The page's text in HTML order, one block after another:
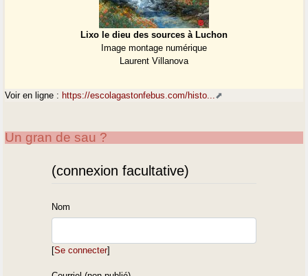
Lixo le dieu des sources à Luchon
Image montage numérique
Laurent Villanova
Voir en ligne : https://escolagastonfebus.com/histo...
Un gran de sau ?
(connexion facultative)
Nom
[Se connecter]